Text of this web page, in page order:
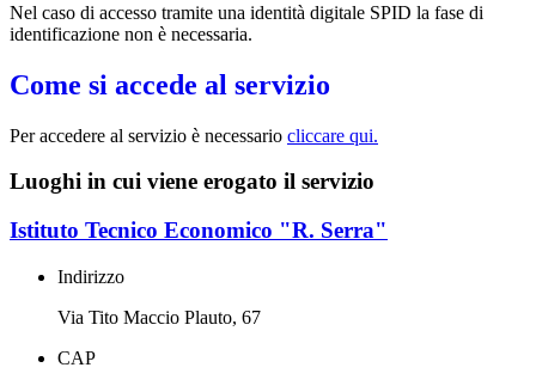
Nel caso di accesso tramite una identità digitale SPID la fase di
identificazione non è necessaria.
Come si accede al servizio
Per accedere al servizio è necessario cliccare qui.
Luoghi in cui viene erogato il servizio
Istituto Tecnico Economico "R. Serra"
Indirizzo
Via Tito Maccio Plauto, 67
CAP